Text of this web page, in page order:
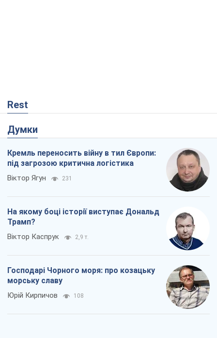
Rest
Думки
Кремль переносить війну в тил Європи:
під загрозою критична логістика
Віктор Ягун 231
На якому боці історії виступає Дональд
Трамп?
Віктор Каспрук 2,9 т.
Господарі Чорного моря: про козацьку
морську славу
Юрій Кирпичов 108